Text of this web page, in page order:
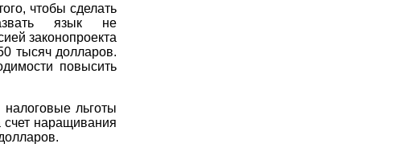
чтобы сделать
язык не
законопроекта
тысяч долларов.
повысить
льготы
счет наращивания